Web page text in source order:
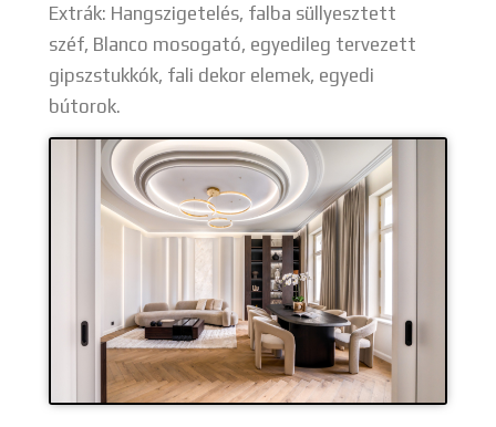
Extrák: Hangszigetelés, falba süllyesztett
széf, Blanco mosogató, egyedileg tervezett
gipszstukkók, fali dekor elemek, egyedi
bútorok.